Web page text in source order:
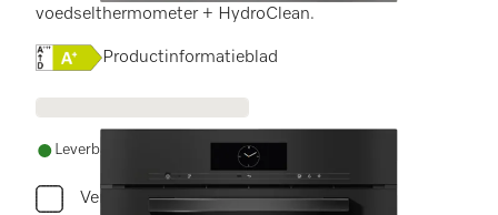
voedselthermometer + HydroClean.
Online Label Flag, Energielabel
Productinformatieblad
Leverbaar uit voorraad met gratis levering
Vergelijken